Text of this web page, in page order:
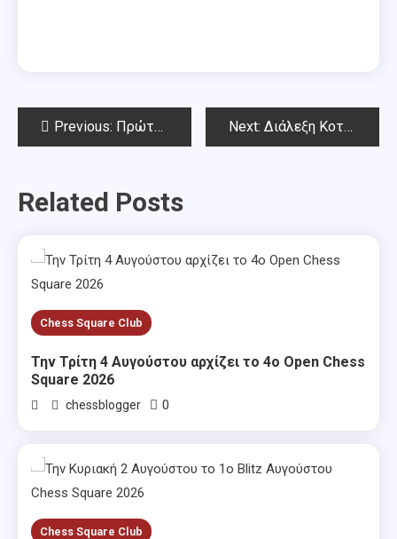
PostPrevious: Πρώτος ο Κοτρωνιάς στη Βουδαπέστη! Next: Διάλεξη Κοτρωνιά – Ένα ρεπερτόριο για την Κάρο-Καν
Related Posts
Chess Square Club
Την Τρίτη 4 Αυγούστου αρχίζει το 4ο Open Chess
Square 2026
chessblogger 0
Chess Square Club